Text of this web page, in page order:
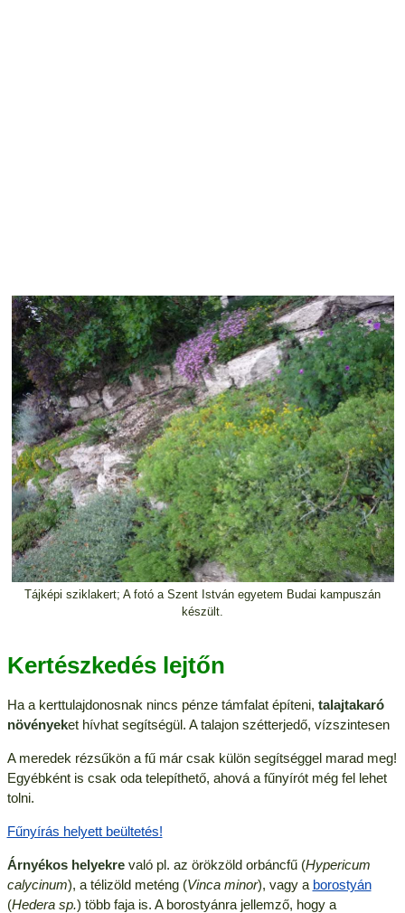
Tájképi sziklakert; A fotó a Szent István egyetem Budai kampuszán
készült.
Kertészkedés lejtőn
Ha a kerttulajdonosnak nincs pénze támfalat építeni, talajtakaró
növényeket hívhat segítségül. A talajon szétterjedő, vízszintesen
A meredek rézsűkön a fű már csak külön segítséggel marad meg!
Egyébként is csak oda telepíthető, ahová a fűnyírót még fel lehet
tolni.
Fűnyírás helyett beültetés!
Árnyékos helyekrevaló pl. az örökzöld orbáncfű (Hypericum
calycinum), a télizöld meténg (Vinca minor), vagy a borostyán
(Hedera sp.) több faja is. A borostyánra jellemző, hogy a